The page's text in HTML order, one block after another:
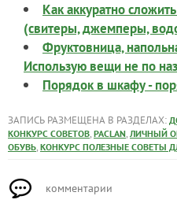
Как аккуратно
(свитеры, джемперы,
Фруктовница,
Использую вещи не по
Порядок в шкафу -
ЗАПИСЬ РАЗМЕЩЕНА В РАЗДЕЛАХ:
КОНКУРС СОВЕТОВ, PACLAN, ЛИЧНЫЙ
ОБУВЬ, КОНКУРС ПОЛЕЗНЫЕ СОВЕТЫ
комментарии